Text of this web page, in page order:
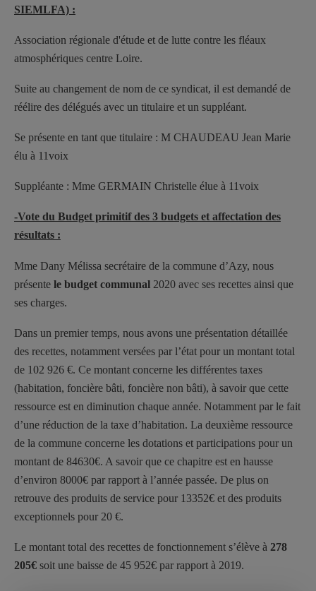
SIEMLFA) :
Association régionale d'étude et de lutte contre les fléaux
atmosphériques centre Loire.
Suite au changement de nom de ce syndicat, il est demandé de
réélire des délégués avec un titulaire et un suppléant.
Se présente en tant que titulaire : M CHAUDEAU Jean Marie
élu à 11voix
Suppléante : Mme GERMAIN Christelle élue à 11voix
-Vote du Budget primitif des 3 budgets et affectation des
résultats :
Mme Dany Mélissa secrétaire de la commune d’Azy, nous
présente le budget communal 2020 avec ses recettes ainsi que
ses charges.
Dans un premier temps, nous avons une présentation détaillée
des recettes, notamment versées par l’état pour un montant total
de 102 926 €. Ce montant concerne les différentes taxes
(habitation, foncière bâti, foncière non bâti), à savoir que cette
ressource est en diminution chaque année. Notamment par le fait
d’une réduction de la taxe d’habitation. La deuxième ressource
de la commune concerne les dotations et participations pour un
montant de 84630€. A savoir que ce chapitre est en hausse
d’environ 8000€ par rapport à l’année passée. De plus on
retrouve des produits de service pour 13352€ et des produits
exceptionnels pour 20 €.
Le montant total des recettes de fonctionnement s’élève à 278
205€ soit une baisse de 45 952€ par rapport à 2019.